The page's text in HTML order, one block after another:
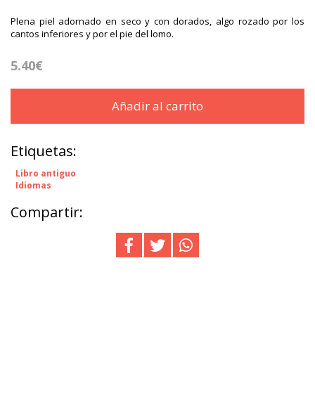
Plena piel adornado en seco y con dorados, algo rozado por los
cantos inferiores y por el pie del lomo.
5.40€
Añadir al carrito
Etiquetas:
Libro antiguo
Idiomas
Compartir: